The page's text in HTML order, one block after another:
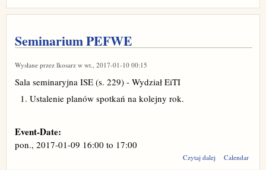
Seminarium PEFWE
Wysłane przez lkosarz w wt., 2017-01-10 00:15
Sala seminaryjna ISE (s. 229) - Wydział EiTI
Ustalenie planów spotkań na kolejny rok.
Event-Date:
pon., 2017-01-09 16:00 to 17:00
Czytaj dalej wpisCalendar